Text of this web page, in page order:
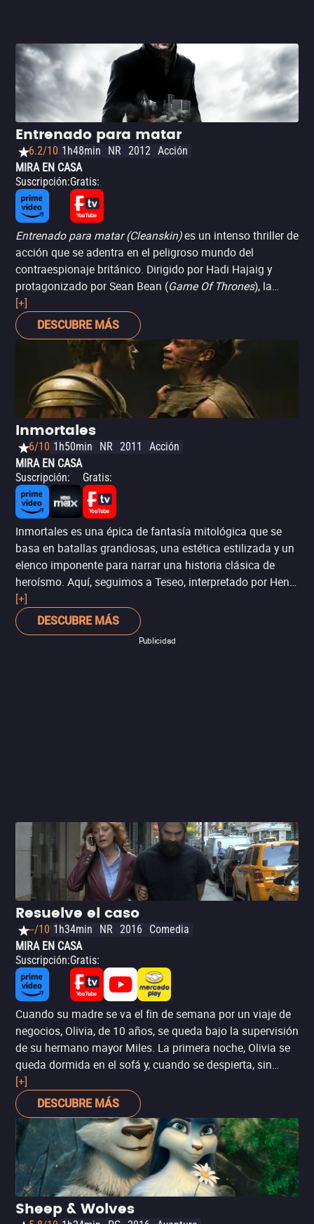
Entrenado para matar
6.2/10 1h48min NR 2012 Acción
MIRA EN CASA
Suscripción:Gratis:
Entrenado para matar (Cleanskin)es un intenso thriller de
acción que se adentra en el peligroso mundo del
contraespionaje británico. Dirigido por Hadi Hajaig y
protagonizado por Sean Bean (Game Of Thrones), la
historia sigue a un agente encubierto en una carrera
contrarreloj para detener a un terrorista local. Con
escenas llenas de tensión y un enfoque crítico sobre la
lealtad y la ética, Cleanskin es una excelente opción para
los amantes del suspenso político y la adrenalina pura.
[+]
DESCUBRE MÁS
Inmortales
6/10 1h50min NR 2011
Acción
MIRA EN CASA
Suscripción: Gratis:
Inmortales es una épica de fantasía mitológica que se
basa en batallas grandiosas, una estética estilizada y un
elenco imponente para narrar una historia clásica de
heroísmo. Aquí, seguimos a Teseo, interpretado por Henry
Cavill antes de convertirse en el Superman de la gran
pantalla, elegido por Zeus para frustrar los planes
destructivos del Rey Hiperión, interpretado con intensidad
[+]
DESCUBRE MÁS
Publicidad
Resuelve el caso
--/10 1h34min NR 2016
Comedia
MIRA EN CASA
Suscripción:Gratis:
Cuando su madre se va el fin de semana por un viaje de
negocios, Olivia, de 10 años, se queda bajo la supervisión
de su hermano mayor Miles. La primera noche, Olivia se
queda dormida en el sofá y, cuando se despierta, sin
darse cuenta de lo tarde que es, decide sacar a pasear a
su perro Charlie. Durante ese paseo será testigo de como
secuestran a una mujer en las vacías calles de Nueva
York. El problema es que al día siguiente nadie cree a la
joven Olivia.
[+]
DESCUBRE MÁS
Sheep & Wolves